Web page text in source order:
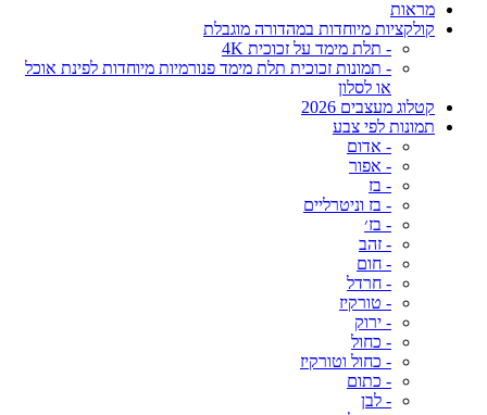
מראות
קולקציות מיוחדות במהדורה מוגבלת
- תלת מימד על זכוכית 4K
- תמונות זכוכית תלת מימד פנורמיות מיוחדות לפינת אוכל
או לסלון
קטלוג מעצבים 2026
תמונות לפי צבע
- אדום
- אפור
- בז
- בז וניטרליים
- בז׳
- זהב
- חום
- חרדל
- טורקיז
- ירוק
- כחול
- כחול וטורקיז
- כתום
- לבן